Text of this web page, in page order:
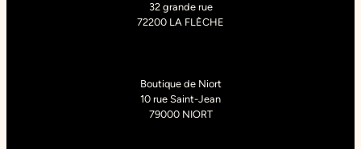
32 grande rue
72200 LA FLÈCHE
Boutique de Niort
10 rue Saint-Jean
79000 NIORT